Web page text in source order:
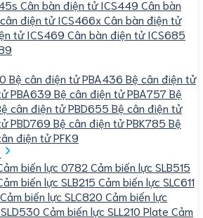
Cân bàn điện tử ICS449 Cân bàn
điện tử ICS466xCân bàn điện tử
tử ICS469 Cân bàn điện tử ICS685
Bệ cân điện tử PBA436 Bệ cân điện tử
PBA639 Bệ cân điện tử PBA757Bệ
cân điện tử PBD655 Bệ cân điện tử
PBD769 Bệ cân điện tử PBK785 Bệ
điện tử PFK9
biến lực 0782 Cảm biến lực SLB515
biến lực SLB215 Cảm biến lực SLC611
Cảm biến lực SLC820 Cảm biến lực
Cảm biến lực SLL210 Plate Cảm